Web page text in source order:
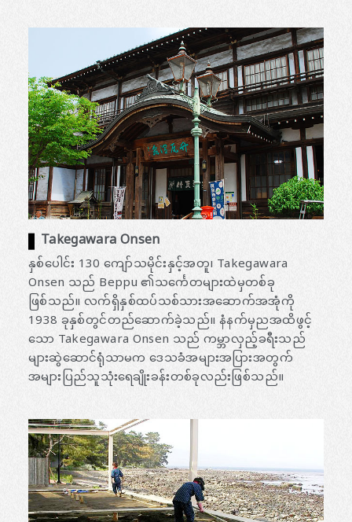
Takegawara Onsen
နှစ်ပေါင်း 130 ကျော်သမိုင်းနှင့်အတူ၊ Takegawara
Onsen သည် Beppu ၏သင်္ကေတများထဲမှတစ်ခု
ဖြစ်သည်။ လက်ရှိနှစ်ထပ်သစ်သားအဆောက်အအုံကို
1938 ခုနှစ်တွင်တည်ဆောက်ခဲ့သည်။ နံနက်မှညအထိဖွင့်
သော Takegawara Onsen သည် ကမ္ဘာလှည့်ခရီးသည်
များဆွဲဆောင်ရုံသာမက ဒေသခံအများအပြားအတွက်
အများပြည်သူသုံးရေချိုးခန်းတစ်ခုလည်းဖြစ်သည်။